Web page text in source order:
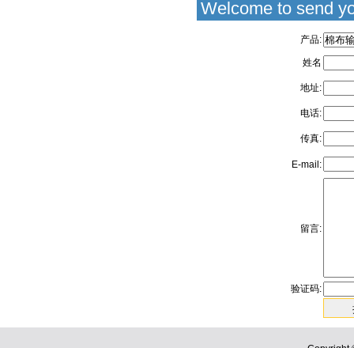
Welcome to send
产品:
姓名
地址:
电话:
传真:
E-mail:
留言:
验证码: